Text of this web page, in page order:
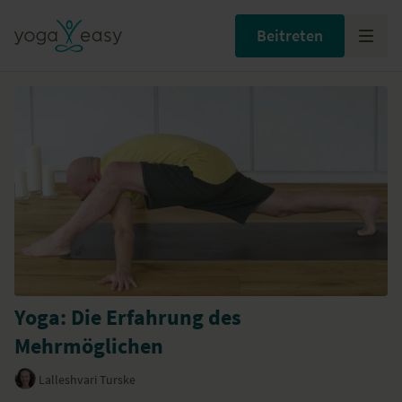
Beitreten
Yoga: Die Erfahrung des
Mehrmöglichen
Lalleshvari Turske